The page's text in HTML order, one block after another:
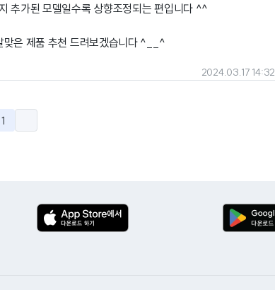
추가된 모델일수록 상향조정되는 편입니다 ^^
은 제품 추천 드려보겠습니다 ^__^
2024.03.17 14:32
1